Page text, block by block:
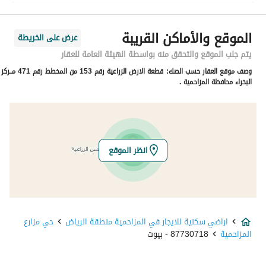
معلومات مسؤول الإعلان
اسم المسؤول
-
رقم المسؤول
-
منطقة الرياض
المزاحمية منطقة الرياض
الحي
مزارع المزاحمية
اسم الشارع
-
الموقع والأماكن القريبة
عرض على الخريطة
يتم جلب الموقع والتحقق منه بواسطة الهيئة العامة للعقار
وصف موقع العقار حسب الصك:
قطعة الارض الزراعية رقم 153 من المخطط رقم 471 مــركز
البخراء محافظة المزاحمية .
انظر الموقع
اراضي سكنية للايجار في المزاحمية منطقة الرياض حي مزارع
المزاحمية 87730718 - بيوت